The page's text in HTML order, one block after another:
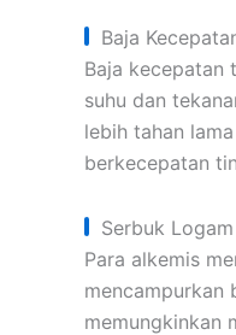
Baja
Baja kecepatan
suhu dan
lebih tahan
berkecepatan
Serbuk Logam
Para alkemis
mencampurkan
memungkinkan